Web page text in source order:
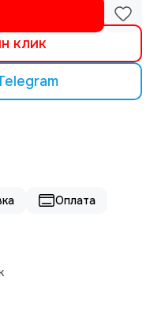
клик
Оплата